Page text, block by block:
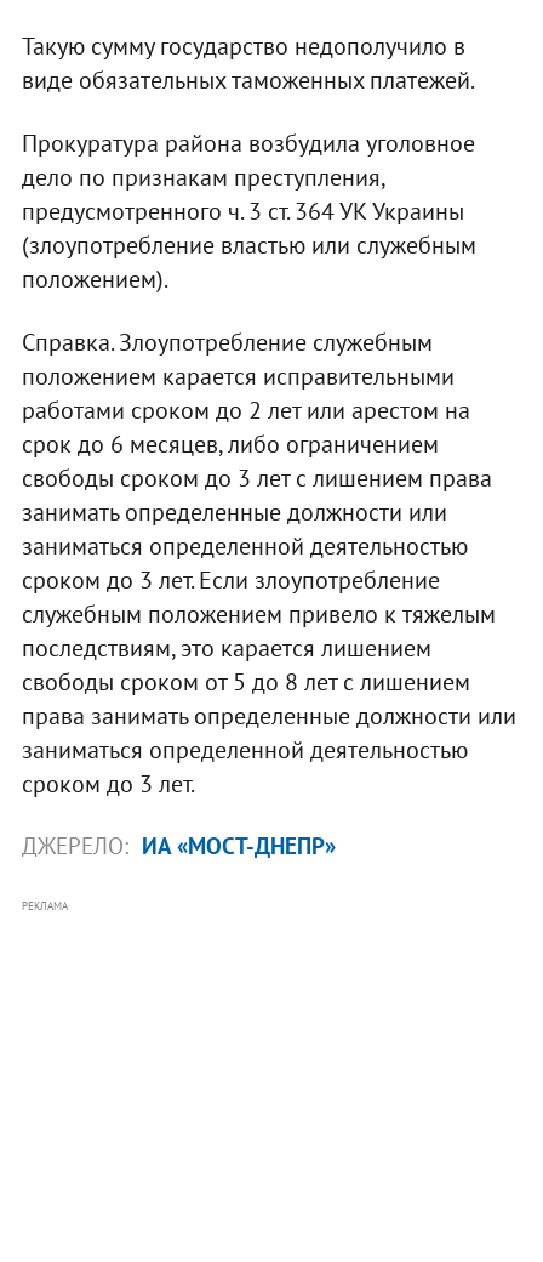
Такую сумму государство недополучило в
виде обязательных таможенных платежей.
Прокуратура района возбудила уголовное
дело по признакам преступления,
предусмотренного ч. 3 ст. 364 УК Украины
(злоупотребление властью или служебным
положением).
Справка. Злоупотребление служебным
положением карается исправительными
работами сроком до 2 лет или арестом на
срок до 6 месяцев, либо ограничением
свободы сроком до 3 лет с лишением права
занимать определенные должности или
заниматься определенной деятельностью
сроком до 3 лет. Если злоупотребление
служебным положением привело к тяжелым
последствиям, это карается лишением
свободы сроком от 5 до 8 лет с лишением
права занимать определенные должности или
заниматься определенной деятельностью
сроком до 3 лет.
ДЖЕРЕЛО: ИА «МОСТ-ДНЕПР»
РЕКЛАМА